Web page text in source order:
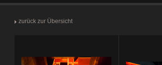
zurück zur Übersicht